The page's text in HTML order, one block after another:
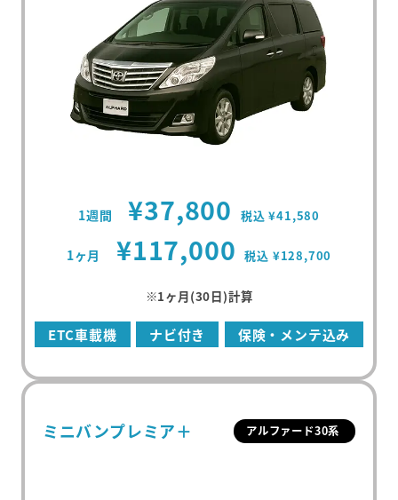
1週間 ¥37,800 税込 ¥41,580
1ヶ月 ¥117,000 税込 ¥128,700
※1ヶ月(30日)計算
ETC車載機 ナビ付き 保険・メンテ込み
ミニバンプレミア＋ アルファード30系